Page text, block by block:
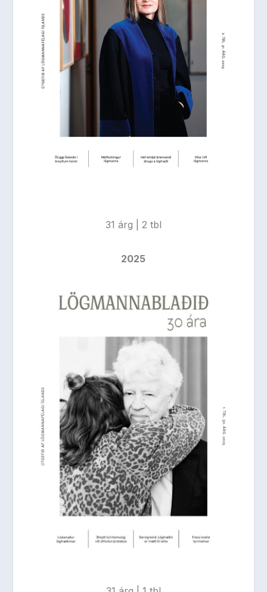
31 árg | 2 tbl
2025